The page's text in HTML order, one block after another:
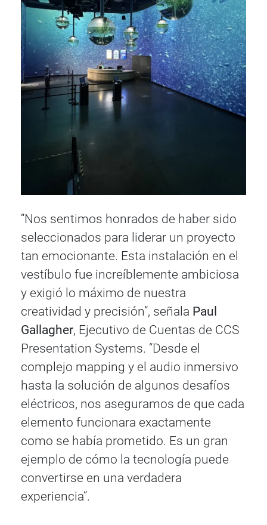
“Nos sentimos honrados de haber sido
seleccionados para liderar un proyecto
tan emocionante. Esta instalación en el
vestíbulo fue increíblemente ambiciosa
y exigió lo máximo de nuestra
creatividad y precisión”, señala Paul
Gallagher, Ejecutivo de Cuentas de CCS
Presentation Systems. “Desde el
complejo mapping y el audio inmersivo
hasta la solución de algunos desafíos
eléctricos, nos aseguramos de que cada
elemento funcionara exactamente
como se había prometido. Es un gran
ejemplo de cómo la tecnología puede
convertirse en una verdadera
experiencia”.